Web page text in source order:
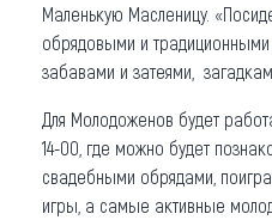
Маленькую Масленицу.
обрядовыми и
забавами и затеями,
Для Молодоженов будет
14-00, где можно будет
свадебными обрядами,
игры, а самые активные